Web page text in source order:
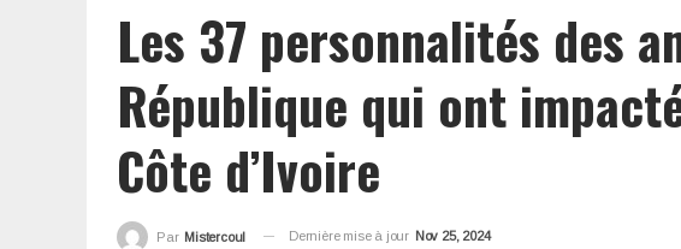
Les 37 personnalités des
République qui ont
Côte d’Ivoire
Par Mistercoul Dernière mise à jour Nov 25, 2024